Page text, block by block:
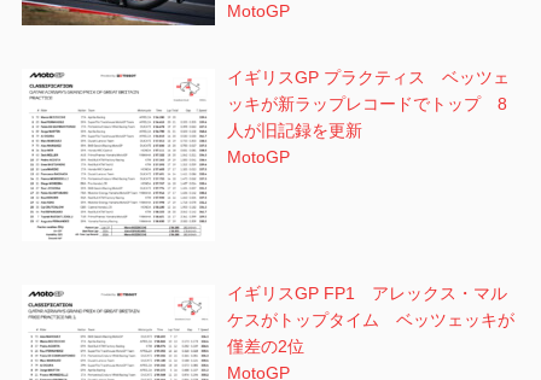
MotoGP
イギリスGP プラクティス ベッツェ
ッキが新ラップレコードでトップ 8
人が旧記録を更新
MotoGP
イギリスGP FP1 アレックス・マル
ケスがトップタイム ベッツェッキが
僅差の2位
MotoGP